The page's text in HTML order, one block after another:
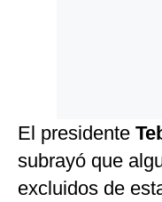
El presidente
subrayó que
excluidos de